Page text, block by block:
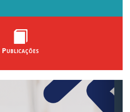
Publicações